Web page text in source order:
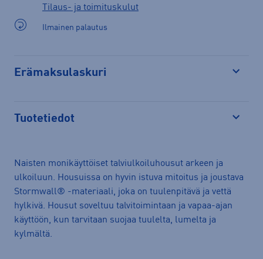
Tilaus- ja toimituskulut
Ilmainen palautus
Erämaksulaskuri
Tuotetiedot
Naisten monikäyttöiset talviulkoiluhousut arkeen ja
ulkoiluun. Housuissa on hyvin istuva mitoitus ja joustava
Stormwall® -materiaali, joka on tuulenpitävä ja vettä
hylkivä. Housut soveltuu talvitoimintaan ja vapaa-ajan
käyttöön, kun tarvitaan suojaa tuulelta, lumelta ja
kylmältä.